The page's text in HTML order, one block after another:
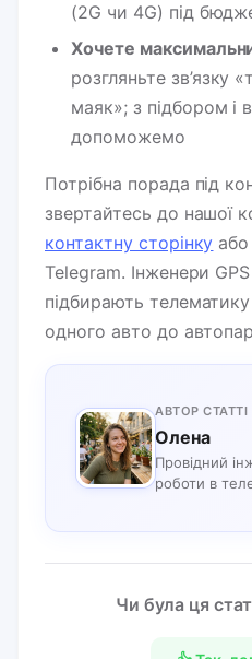
(2G чи 4G) під
Хочете
розгляньте зв’язку
маяк»; з підбором і
допоможемо
Потрібна порада під
звертайтесь до нашої
контактну сторінку
Telegram. Інженери
підбирають телематику
одного авто до
АВТОР СТАТТІ
Олена
Провідний
роботи в
Чи була ця